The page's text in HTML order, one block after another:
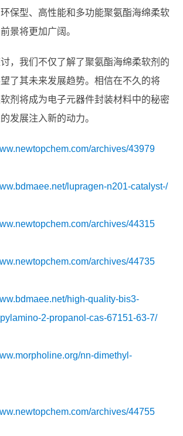
保型、高性能和多功能聚氨酯海绵柔软
景将更加广阔。
，我们不仅了解了聚氨酯海绵柔软剂的
了其未来发展趋势。相信在不久的将
剂将成为电子元器件封装材料中的秘密
发展注入新的动力。
archives/43979
lupragen-n201-catalyst-/
archives/44315
archives/44735
high-quality-bis3-
2-propanol-cas-67151-63-7/
nn-dimethyl-
archives/44755